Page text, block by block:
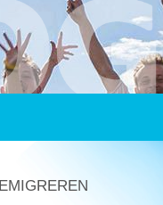
EMIGREREN